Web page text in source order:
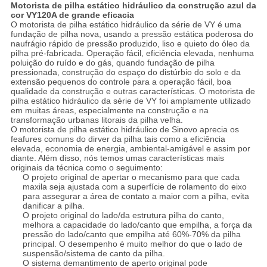
Motorista de pilha estático hidráulico da construção azul da
cor VY120A de grande eficacia
O motorista de pilha estático hidráulico da série de VY é uma
fundação de pilha nova, usando a pressão estática poderosa do
naufrágio rápido de pressão produzido, liso e quieto do óleo da
pilha pré-fabricada. Operação fácil, eficiência elevada, nenhuma
poluição do ruído e do gás, quando fundação de pilha
pressionada, construção do espaço do distúrbio do solo e da
extensão pequenos do controle para a operação fácil, boa
qualidade da construção e outras características. O motorista de
pilha estático hidráulico da série de VY foi amplamente utilizado
em muitas áreas, especialmente na construção e na
transformação urbanas litorais da pilha velha.
O motorista de pilha estático hidráulico de Sinovo aprecia os
feafures comuns do dirver da pilha tais como a eficiência
elevada, economia de energia, ambiental-amigável e assim por
diante. Além disso, nós temos umas características mais
originais da técnica como o seguimento:
O projeto original de apertar o mecanismo para que cada
maxila seja ajustada com a superfície de rolamento do eixo
para assegurar a área de contato a maior com a pilha, evita
danificar a pilha.
O projeto original do lado/da estrutura pilha do canto,
melhora a capacidade do lado/canto que empilha, a força da
pressão do lado/canto que empilha até 60%-70% da pilha
principal. O desempenho é muito melhor do que o lado de
suspensão/sistema de canto da pilha.
O sistema demantimento de aperto original pode